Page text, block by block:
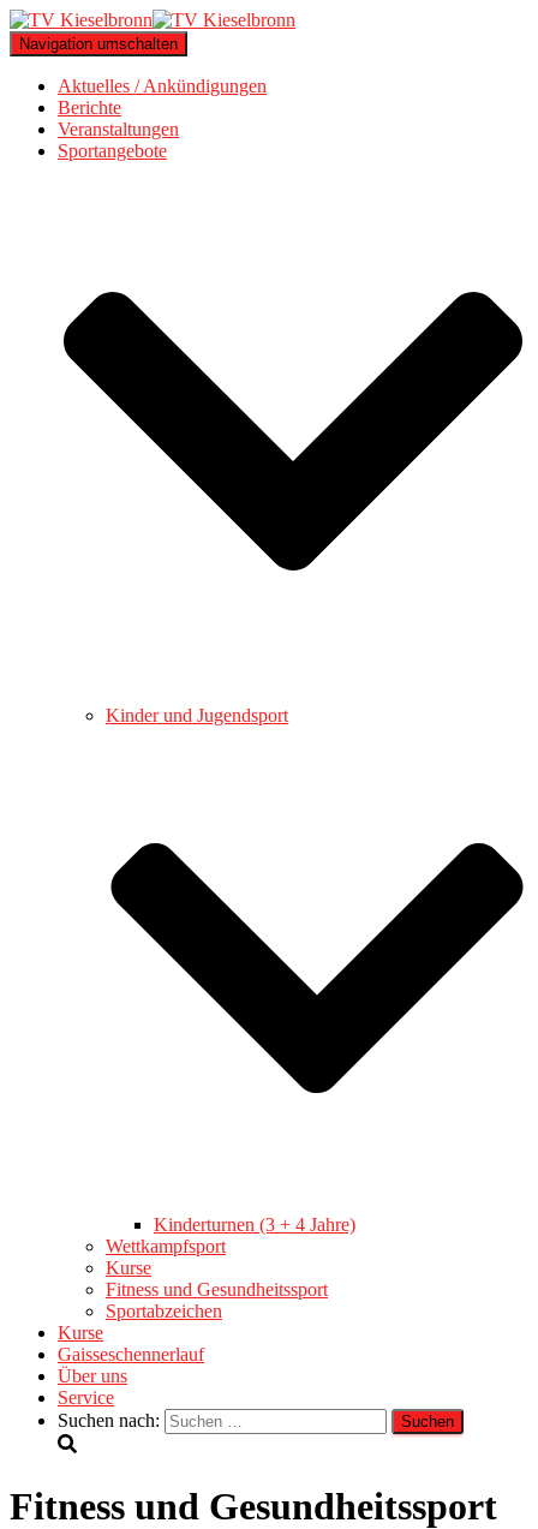
Navigation umschalten
Aktuelles / Ankündigungen
Berichte
Veranstaltungen
Sportangebote
Kinder und Jugendsport
Kinderturnen (3 + 4 Jahre)
Wettkampfsport
Kurse
Fitness und Gesundheitssport
Sportabzeichen
Kurse
Gaisseschennerlauf
Über uns
Service
Suchen nach:
Fitness und Gesundheitssport